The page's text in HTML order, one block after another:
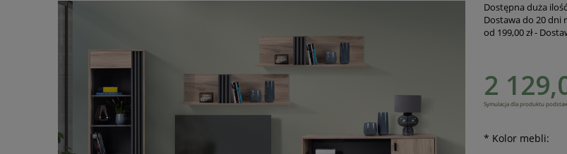
Dostępna duża ilość
Dostawa do 20 dni
od 199,00 zł-
płatności
2
Symulacja dla produktu
* Kolor mebli: